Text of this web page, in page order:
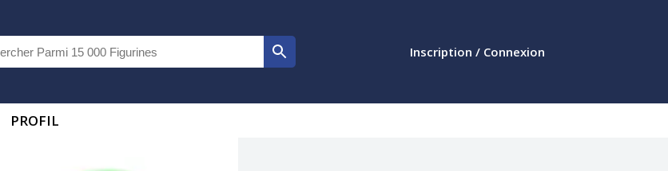
Inscription / Connexion
PROFIL